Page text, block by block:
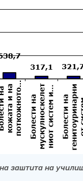
заштита на